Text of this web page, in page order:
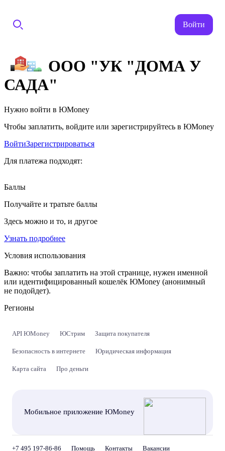
Войти
ООО "УК "ДОМА У
САДА"
Нужно войти в ЮMoney
Чтобы заплатить, войдите или зарегистрируйтесь в ЮMoney
ВойтиЗарегистрироваться
Для платежа подходят:
Баллы
Получайте и тратьте баллы
Здесь можно и то, и другое
Узнать подробнее
Условия использования
Важно: чтобы заплатить на этой странице, нужен именной
или идентифицированный кошелёк ЮMoney (анонимный
не подойдет).
Регионы
API ЮMoney ЮСтрим Защита покупателя
Безопасность в интернете Юридическая информация
Карта сайта Про деньги
Мобильное приложение ЮMoney
+7 495 197-86-86 Помощь Контакты Вакансии